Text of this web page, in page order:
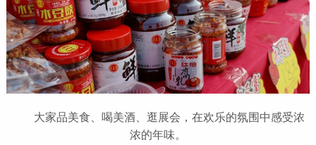
大家品美食、喝美酒、逛展会，在欢乐的氛围中感受浓
浓的年味。